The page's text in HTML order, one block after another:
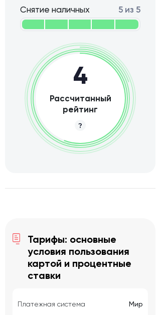
Снятие наличных 5 из 5
4
Рассчитанный
рейтинг
Тарифы: основные
условия пользования
картой и процентные
ставки
Платежная система Мир